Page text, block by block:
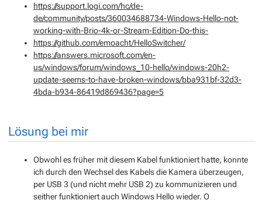
https://support.logi.com/hc/de-
de/community/posts/360034688734-Windows-Hello-not-
working-with-Brio-4k-or-Stream-Edition-Do-this-
https://github.com/emoacht/HelloSwitcher/
https://answers.microsoft.com/en-
us/windows/forum/windows_10-hello/windows-20h2-
update-seems-to-have-broken-windows/bba931bf-32d3-
4bda-b934-86419d869436?page=5
Lösung bei mir
Obwohl es früher mit diesem Kabel funktioniert hatte, konnte
ich durch den Wechsel des Kabels die Kamera überzeugen,
per USB 3 (und nicht mehr USB 2) zu kommunizieren und
seither funktioniert auch Windows Hello wieder. O